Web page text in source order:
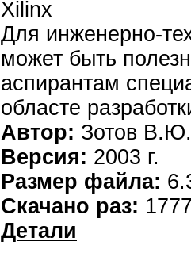
Xilinx
Для инженерно-
может быть
аспирантам
областе
Автор: Зотов В.Ю.
Версия: 2003 г.
Размер файла:
Скачано раз:
Детали